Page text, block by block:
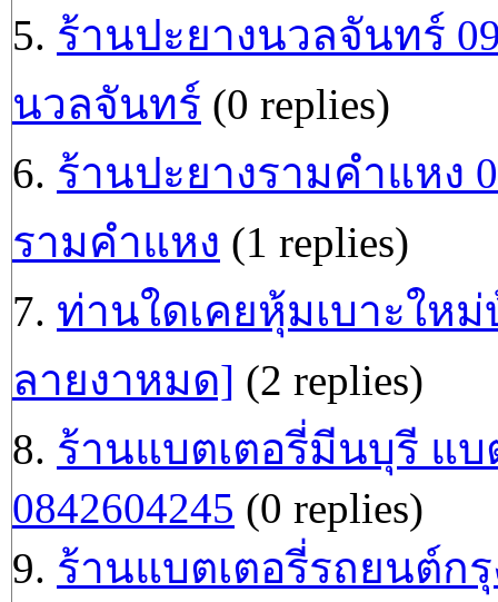
5. ร้านปะยางนวลจันทร์
นวลจันทร์ (0 replies)
6. ร้านปะยางรามคำแหง
รามคำแหง (1 replies)
7. ท่านใดเคยหุ้มเบาะให
ลายงาหมด] (2 replies)
8. ร้านแบตเตอรี่มีนบุรี แ
0842604245 (0 replies)
9. ร้านแบตเตอรี่รถยนต์ก